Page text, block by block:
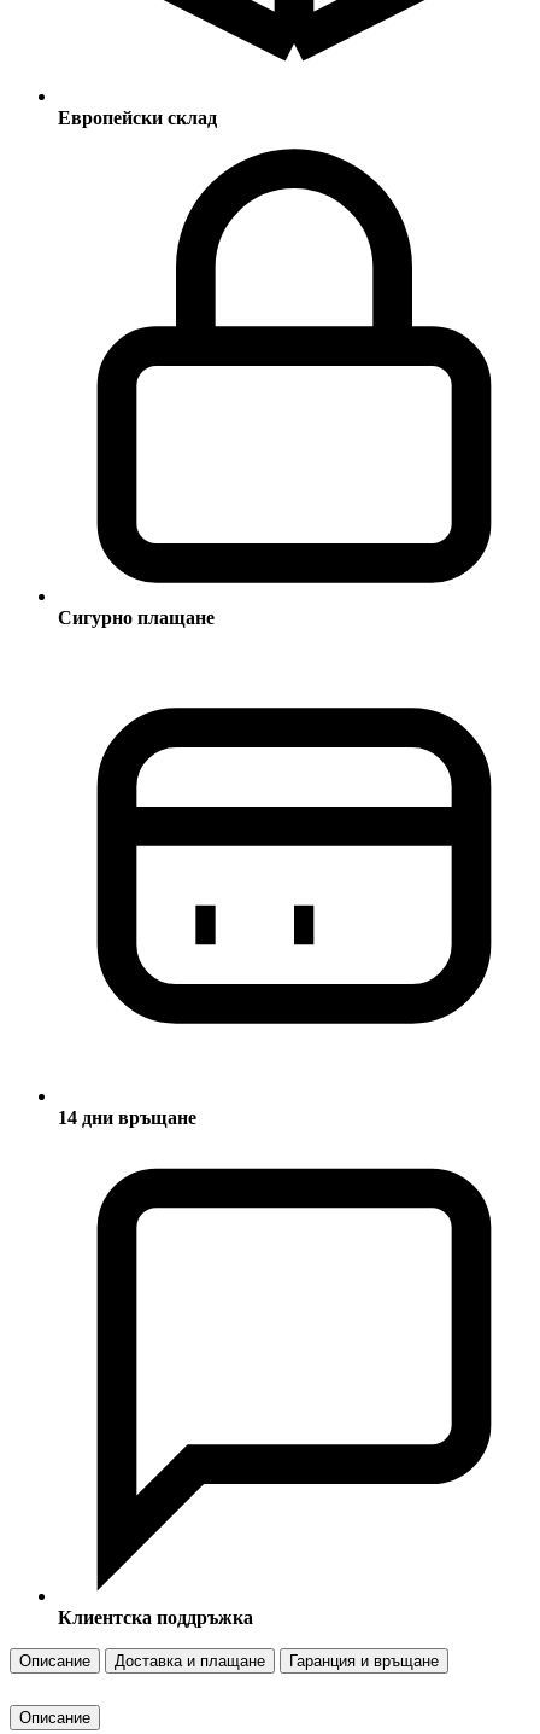
Европейски склад
Сигурно плащане
14 дни връщане
Клиентска поддръжка
Описание Доставка и плащане Гаранция и връщане
Описание